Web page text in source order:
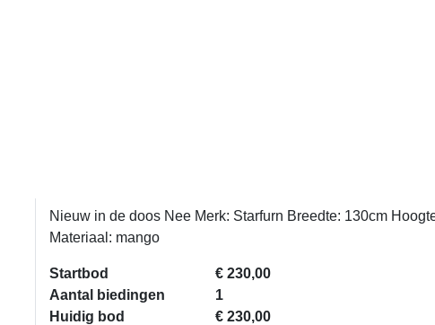
Nieuw in de doos Nee Merk: Starfurn Breedte: 130cm
Materiaal: mango
Startbod
€ 230,00
Aantal biedingen
1
Huidig bod
€ 230,00